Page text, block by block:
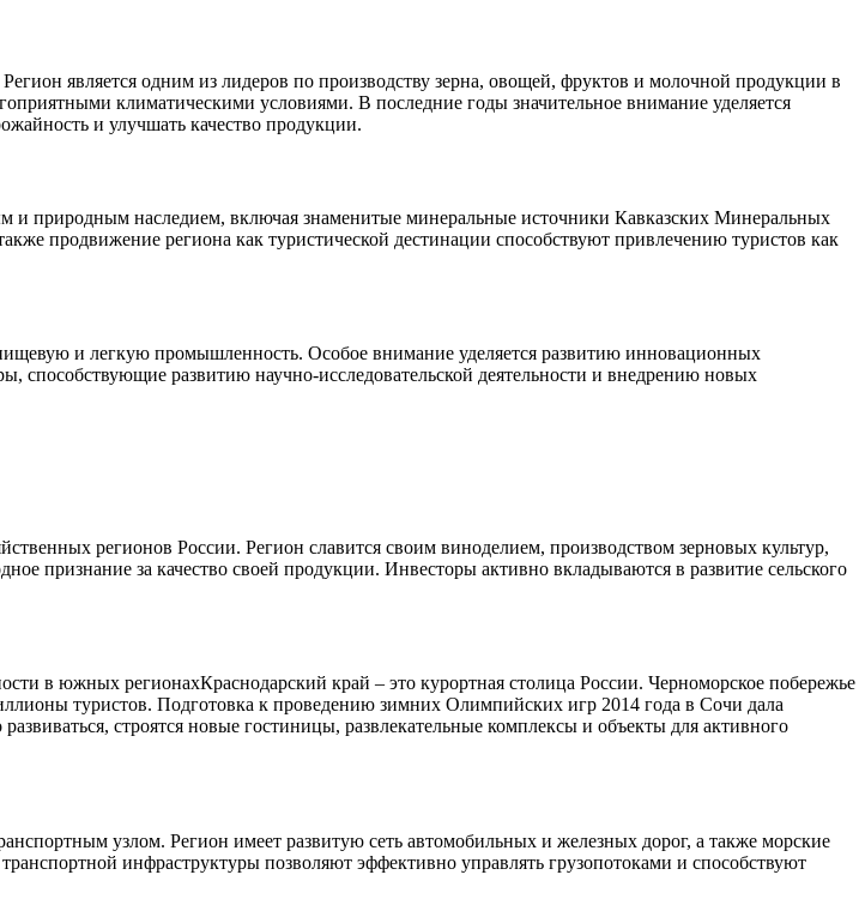
является одним из лидеров по производству зерна, овощей, фруктов и молочной продукции в
климатическими условиями. В последние годы значительное внимание уделяется
и улучшать качество продукции.
и природным наследием, включая знаменитые минеральные источники Кавказских Минеральных
продвижение региона как туристической дестинации способствуют привлечению туристов как
и легкую промышленность. Особое внимание уделяется развитию инновационных
способствующие развитию научно-исследовательской деятельности и внедрению новых
регионов России. Регион славится своим виноделием, производством зерновых культур,
признание за качество своей продукции. Инвесторы активно вкладываются в развитие сельского
Краснодарский край – это курортная столица России. Черноморское побережье
туристов. Подготовка к проведению зимних Олимпийских игр 2014 года в Сочи дала
строятся новые гостиницы, развлекательные комплексы и объекты для активного
узлом. Регион имеет развитую сеть автомобильных и железных дорог, а также морские
инфраструктуры позволяют эффективно управлять грузопотоками и способствуют